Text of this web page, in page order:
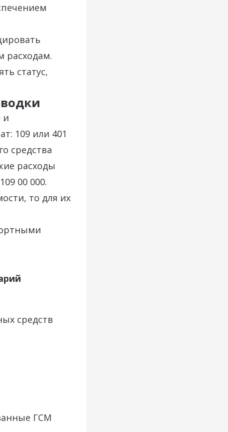
расходам.
статус,
и
109 или 401
средства
расходы
00 000.
то для их
средств
ГСМ